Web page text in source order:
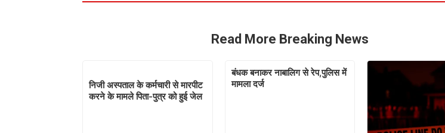
Read More Breaking News
निजी अस्पताल के कर्मचारी से मारपीट
करने के मामले पिता-पुत्र को हुई जेल
बंधक बनाकर नाबालिग से रेप,पुलिस में
मामला दर्ज